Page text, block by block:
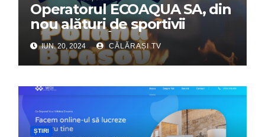
Operatorul ECOAQUA SA, din
nou alături de sportivii
călărășeni. Începe „Prima
Tabără”!
IUN. 20, 2024 CĂLĂRAȘI TV
ȘTIRI